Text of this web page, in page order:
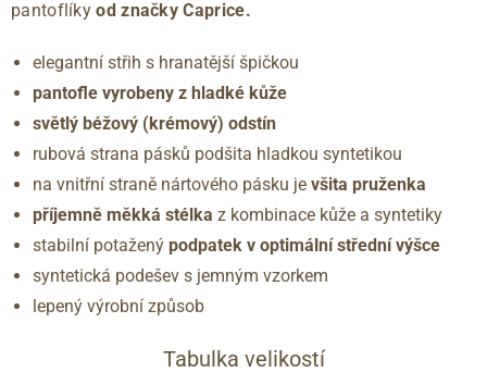
pantoflíkyod značky Caprice.
elegantní střih s hranatější špičkou
pantofle vyrobeny z hladké kůže
světlý béžový (krémový) odstín
rubová strana pásků podšita hladkou syntetikou
na vnitřní straně nártového pásku je všita pruženka
příjemně měkká stélka z kombinace kůže a syntetiky
stabilní potažený podpatek v optimální střední výšce
syntetická podešev s jemným vzorkem
lepený výrobní způsob
Tabulka velikostí